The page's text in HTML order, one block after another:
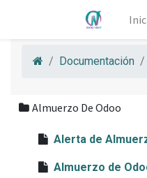
Documentación
Almuerzo De Odoo
Alerta de
Almuerzo de